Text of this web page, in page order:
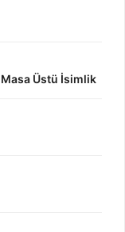
Masa Üstü İsimlik